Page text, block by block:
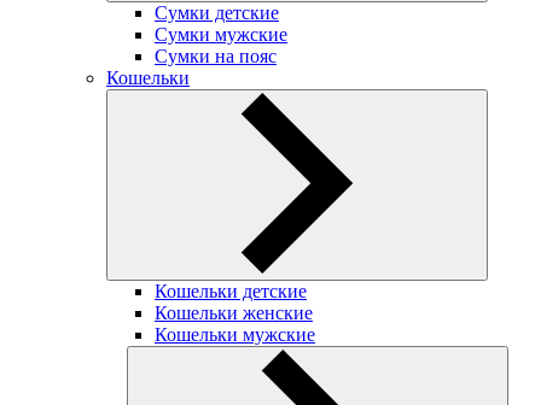
Сумки детские
Сумки мужские
Сумки на пояс
Кошельки
Кошельки детские
Кошельки женские
Кошельки мужские